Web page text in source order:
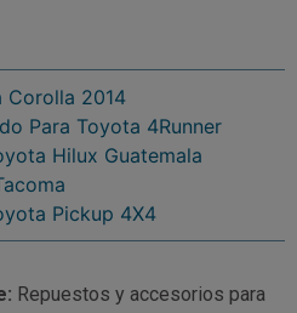
Corolla 2014
Para Toyota 4Runner
Hilux Guatemala
Pickup 4X4
Repuestos y accesorios para